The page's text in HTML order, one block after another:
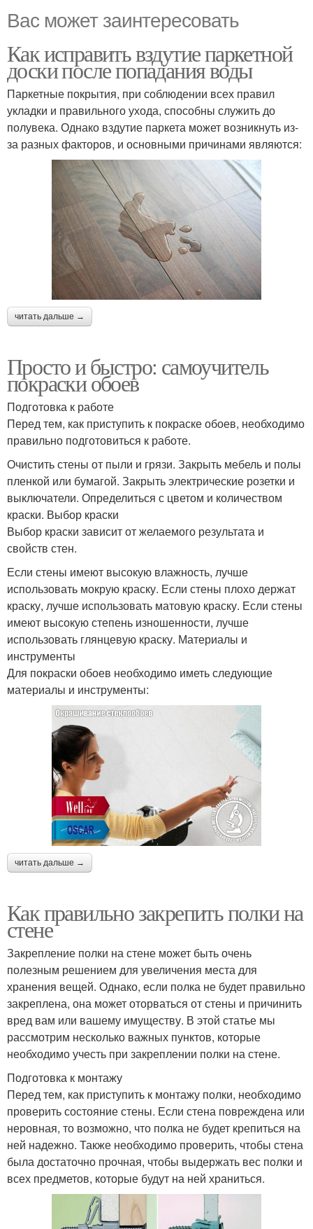
Вас может заинтересовать
Как исправить вздутие паркетной
доски после попадания воды
Паркетные покрытия, при соблюдении всех правил
укладки и правильного ухода, способны служить до
полувека. Однако вздутие паркета может возникнуть из-
за разных факторов, и основными причинами являются:
читать дальше →
Просто и быстро: самоучитель
покраски обоев
Подготовка к работе
Перед тем, как приступить к покраске обоев, необходимо
правильно подготовиться к работе.
Очистить стены от пыли и грязи. Закрыть мебель и полы
пленкой или бумагой. Закрыть электрические розетки и
выключатели. Определиться с цветом и количеством
краски. Выбор краски
Выбор краски зависит от желаемого результата и
свойств стен.
Если стены имеют высокую влажность, лучше
использовать мокрую краску. Если стены плохо держат
краску, лучше использовать матовую краску. Если стены
имеют высокую степень изношенности, лучше
использовать глянцевую краску. Материалы и
инструменты
Для покраски обоев необходимо иметь следующие
материалы и инструменты:
читать дальше →
Как правильно закрепить полки на
стене
Закрепление полки на стене может быть очень
полезным решением для увеличения места для
хранения вещей. Однако, если полка не будет правильно
закреплена, она может оторваться от стены и причинить
вред вам или вашему имуществу. В этой статье мы
рассмотрим несколько важных пунктов, которые
необходимо учесть при закреплении полки на стене.
Подготовка к монтажу
Перед тем, как приступить к монтажу полки, необходимо
проверить состояние стены. Если стена повреждена или
неровная, то возможно, что полка не будет крепиться на
ней надежно. Также необходимо проверить, чтобы стена
была достаточно прочная, чтобы выдержать вес полки и
всех предметов, которые будут на ней храниться.